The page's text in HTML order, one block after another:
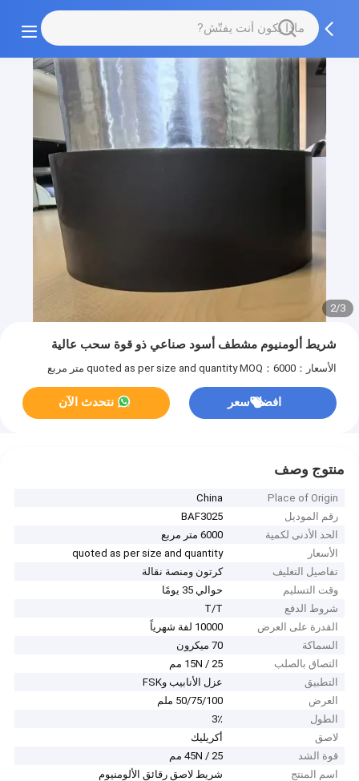
2/3
شريط ألومنيوم مشطف أسود صناعي ذو قوة سحب عالية
الأسعار：quoted as per size and quantity MOQ：6000 متر مربع
افضل سعر نتحدث الآن
منتوج وصف
Place of Origin
China
رقم الموديل
BAF3025
الحد الأدنى لكمية
6000 متر مربع
الأسعار
quoted as per size and quantity
تفاصيل التغليف
كرتون ومنصة نقالة
وقت التسليم
حوالي 35 يومًا
شروط الدفع
T/T
القدرة على العرض
10000 لفة شهرياً
السماكة
70 ميكرون
التصاق بالصلب
15N / 25 مم
التطبيق
عزل الأنابيب وFSK
العرض
50/75/100 ملم
الطول
3٪
لاصق
أكريليك
قوة الشد
45N / 25 مم
اسم المنتج
شريط لاصق رقائق الألومنيوم